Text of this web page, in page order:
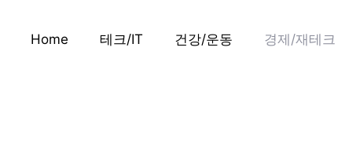
Home 테크/IT 건강/운동 경제/재테크